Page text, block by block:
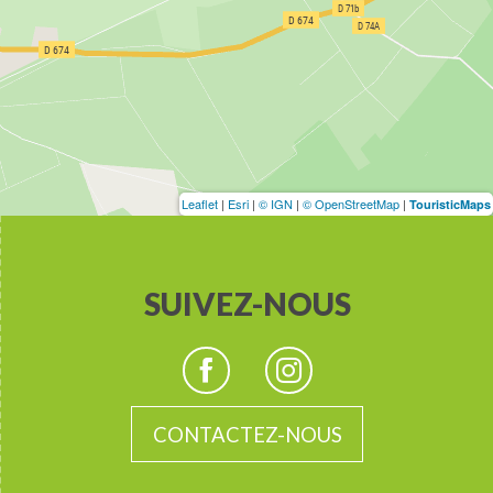
Leaflet | Esri | © IGN | © OpenStreetMap | TouristicMaps
SUIVEZ-NOUS
CONTACTEZ-NOUS